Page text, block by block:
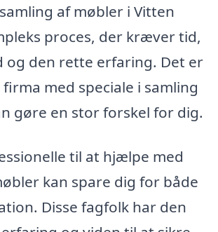
af møbler i Vitten
proces, der kræver tid,
og den rette erfaring. Det er
med speciale i samling
gøre en stor forskel for dig.
til at hjælpe med
kan spare dig for både
Disse fagfolk har den